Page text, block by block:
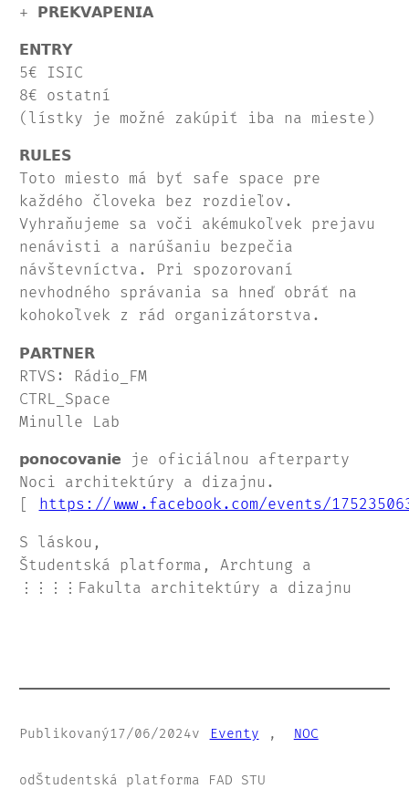
+ 𝗣𝗥𝗘𝗞𝗩𝗔𝗣𝗘𝗡𝗜𝗔
𝗘𝗡𝗧𝗥𝗬
5€ ISIC
8€ ostatní
(lístky je možné zakúpiť iba na mieste)
𝗥𝗨𝗟𝗘𝗦
Toto miesto má byť safe space pre
každého človeka bez rozdieľov.
Vyhraňujeme sa voči akémukoľvek prejavu
nenávisti a narúšaniu bezpečia
návštevníctva. Pri spozorovaní
nevhodného správania sa hneď obráť na
kohokoľvek z rád organizátorstva.
𝗣𝗔𝗥𝗧𝗡𝗘𝗥
RTVS: Rádio_FM
CTRL_Space
Minulle Lab
𝗽𝗼𝗻𝗼𝗰𝗼𝘃𝗮𝗻𝗶𝗲 je oficiálnou afterparty
Noci architektúry a dizajnu.
https://www.facebook.com/events/
S láskou,
Študentská platforma, Archtung a
⋮⋮⋮⋮Fakulta architektúry a dizajnu
Publikovaný17/06/2024v Eventy , NOC
odŠtudentská platforma FAD STU